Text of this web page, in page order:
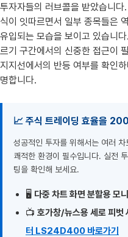
투자자들의 러브콜을 받았습니
식이 잇따르면서 일부 종목들은
유입되는 모습을 보이고 있습니
르기 구간에서의 신중한 접근이
지지선에서의 반등 여부를 확인
명합니다.
📈 주식 트레이딩 효율을
성공적인 투자를 위해서는 여러
쾌적한 환경이 필수입니다. 실전
팅을 확인해 보세요.
🖥️ 다중 차트 화면 분할용 모
📺 호가창/뉴스용 세로 피벗
터 LS24D400 바로가기